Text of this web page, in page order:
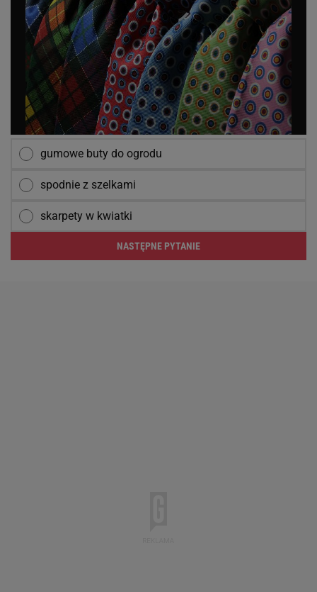
gumowe buty do ogrodu
spodnie z szelkami
skarpety w kwiatki
NASTĘPNE PYTANIE